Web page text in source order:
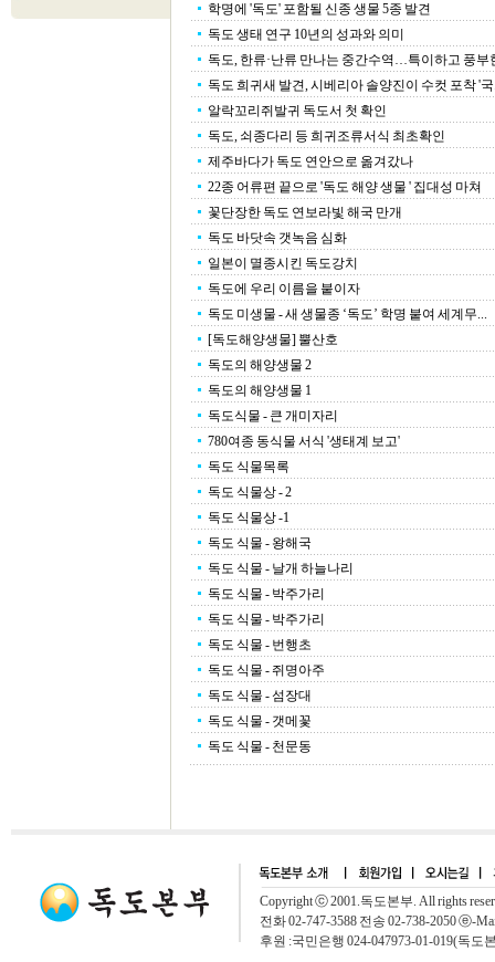
학명에 '독도' 포함될 신종 생물 5종 발견
독도 생태 연구 10년의 성과와 의미
독도, 한류·난류 만나는 중간수역…특이하고 풍부
독도 희귀새 발견, 시베리아 솔양진이 수컷 포착 '국
알락꼬리쥐발귀 독도서 첫 확인
독도, 쇠종다리 등 희귀조류서식 최초확인
제주바다가 독도 연안으로 옮겨갔나
22종 어류편 끝으로 '독도 해양 생물 ' 집대성 마쳐
꽃단장한 독도 연보라빛 해국 만개
독도 바닷속 갯녹음 심화
일본이 멸종시킨 독도강치
독도에 우리 이름을 붙이자
독도 미생물 - 새 생물종 ‘독도’ 학명 붙여 세계무...
[독도해양생물] 뿔산호
독도의 해양생물 2
독도의 해양생물 1
독도식물 - 큰 개미자리
780여종 동식물 서식 '생태계 보고'
독도 식물목록
독도 식물상 - 2
독도 식물상 -1
독도 식물 - 왕해국
독도 식물 - 날개 하늘나리
독도 식물 - 박주가리
독도 식물 - 박주가리
독도 식물 - 번행초
독도 식물 - 쥐명아주
독도 식물 - 섬장대
독도 식물 - 갯메꽃
독도 식물 - 천문동
Copyright ⓒ 2001.독도본부. All rights
전화 02-747-3588 전송 02-738-2050 ⓔ-
후원 :국민은행 024-047973-01-019(독도